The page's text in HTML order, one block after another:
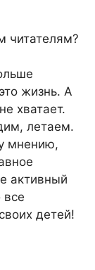
читателям?
жизнь. А
хватает.
летаем.
мнению,
активный
все
детей!